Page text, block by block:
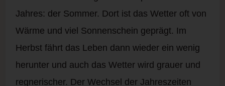
Jahres: der Sommer. Dort ist das Wetter oft von
Wärme und viel Sonnenschein geprägt. Im
Herbst fährt das Leben dann wieder ein wenig
herunter und auch das Wetter wird grauer und
regnerischer. Der Wechsel der Jahreszeiten